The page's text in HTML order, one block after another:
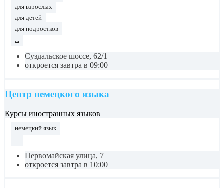
для взрослых
для детей
для подростков
Суздальское шоссе, 62/1
откроется завтра в 09:00
Центр немецкого языка
Курсы иностранных языков
немецкий язык
...
Первомайская улица, 7
откроется завтра в 10:00